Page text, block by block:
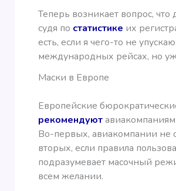
Теперь возникает вопрос,
судя по статистике их
есть, если я чего-то не
международных рейсах, но
Маски в Европе
Европейские
рекомендуют
Во-первых, авиакомпании не
вторых, если правила
подразумевает масочный
всем желании.